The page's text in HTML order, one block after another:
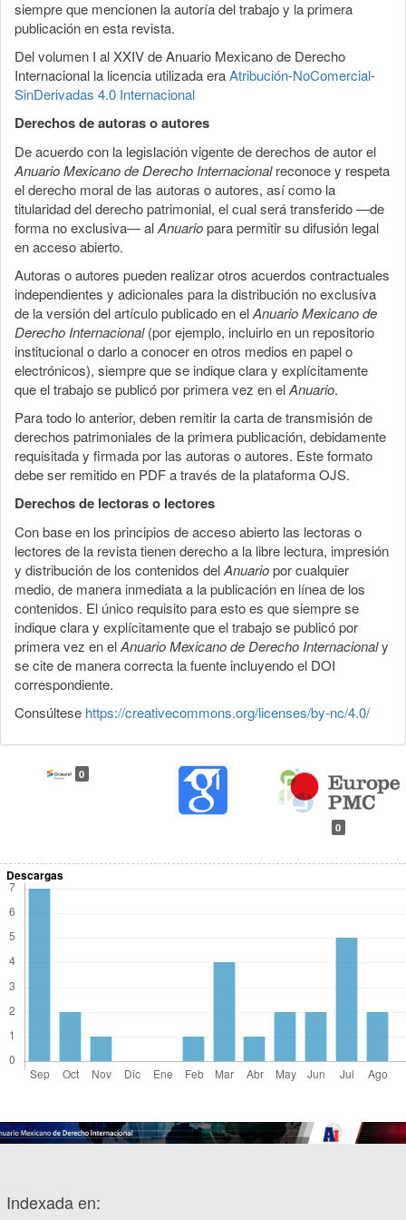
siempre que mencionen la autoría del trabajo y la primera
publicación en esta revista.
Del volumen I al XXIV de Anuario Mexicano de Derecho
Internacional la licencia utilizada eraAtribución-NoComercial-
SinDerivadas 4.0 Internacional
Derechos de autoras o autores
De acuerdo con la legislación vigente de derechos de autor el
Anuario Mexicano de Derecho Internacionalreconoce y respeta
el derecho moral de las autoras o autores, así como la
titularidad del derecho patrimonial, el cual será transferido —de
forma no exclusiva— alAnuariopara permitir su difusión legal
en acceso abierto.
Autoras o autores pueden realizar otros acuerdos contractuales
independientes y adicionales para la distribución no exclusiva
de la versión del artículo publicado en elAnuario Mexicano de
Derecho Internacional(por ejemplo, incluirlo en un repositorio
institucional o darlo a conocer en otros medios en papel o
electrónicos), siempre que se indique clara y explícitamente
que el trabajo se publicó por primera vez en elAnuario.
Para todo lo anterior, deben remitir la carta de transmisión de
derechos patrimoniales de la primera publicación, debidamente
requisitada y firmada por las autoras o autores. Este formato
debe ser remitido en PDF a través de la plataforma OJS.
Derechos de lectoras o lectores
Con base en los principios de acceso abierto las lectoras o
lectores de la revista tienen derecho a la libre lectura, impresión
y distribución de los contenidos delAnuariopor cualquier
medio, de manera inmediata a la publicación en línea de los
contenidos. El único requisito para esto es que siempre se
indique clara y explícitamente que el trabajo se publicó por
primera vez en elAnuario Mexicano de Derecho Internacionaly
se cite de manera correcta la fuente incluyendo el DOI
correspondiente.
Consúltese https://creativecommons.org/licenses/by-nc/4.0/
0
0
Descargas
Indexada en: